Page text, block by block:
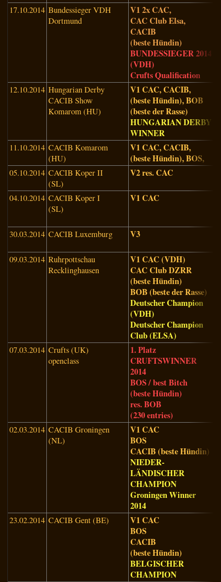
17.10.2014 Bundessieger VDH
Dortmund
V1 2x CAC,
CAC Club Elsa,
CACIB
(beste Hündin)
BUNDESSIEGER 2014
(VDH)
Crufts Qualification
12.10.2014 Hungarian Derby
CACIB Show
Komarom (HU)
V1 CAC, CACIB,
(beste Hündin), BOB
(beste der Rasse)
HUNGARIAN DERBY
WINNER
11.10.2014 CACIB Komarom
(HU)
V1 CAC, CACIB,
(beste Hündin), BOS,
05.10.2014 CACIB Koper II
(SL)
V2 res. CAC
04.10.2014 CACIB Koper I
(SL)
V1 CAC
30.03.2014 CACIB Luxemburg V3
09.03.2014 Ruhrpottschau
Recklinghausen
V1 CAC (VDH)
CAC Club DZRR
(beste Hündin)
BOB (beste der Rasse)
Deutscher Champion
(VDH)
Deutscher Champion
Club (ELSA)
07.03.2014 Crufts (UK)
openclass
1. Platz
CRUFTSWINNER
2014
BOS / best Bitch
(beste Hündin)
res. BOB
(230 entries)
02.03.2014 CACIB Groningen
(NL)
V1 CAC
BOS
CACIB (beste Hündin)
NIEDER-
LÄNDISCHER
CHAMPION
Groningen Winner
2014
23.02.2014 CACIB Gent (BE)
V1 CAC
BOS
CACIB
(beste Hündin)
BELGISCHER
CHAMPION